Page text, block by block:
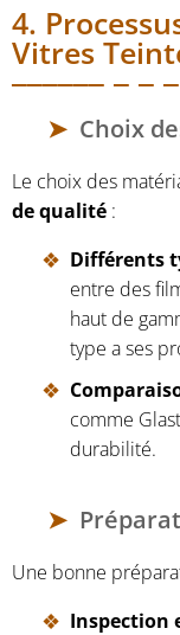
4.
Vitres
Choix
Le choix des
de qualité :
Différents
entre des
haut de
type a ses
comme
durabilité.
Une bonne
Inspection